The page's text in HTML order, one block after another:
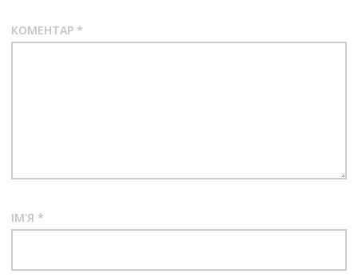
КОМЕНТАР *
ІМ'Я *